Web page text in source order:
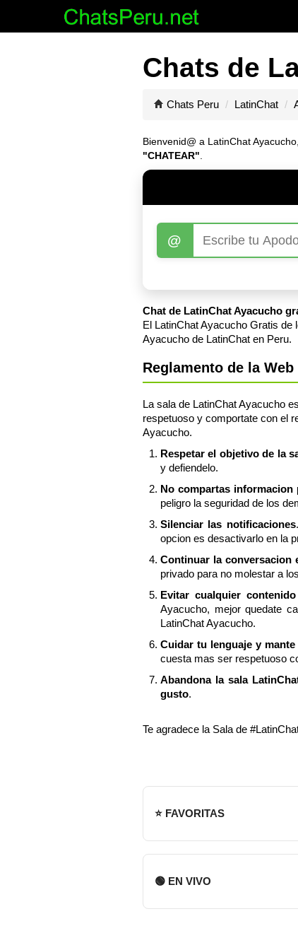
Chats de
Chats Peru LatinChat
Bienvenid@ a LatinChat
"CHATEAR"
@
Chat de LatinChat Ayacucho
El LatinChat Ayacucho Gratis
Ayacucho de LatinChat en Peru.
Reglamento de la
La sala de LatinChat Ayacucho
respetuoso y comportate con el
Ayacucho.
Respetar el objetivo de la
y defiendelo.
No compartas informacion
peligro la seguridad de los
Silenciar las notificaciones
opcion es desactivarlo en la
Continuar la conversacion
privado para no molestar a
Evitar cualquier
Ayacucho, mejor quedate
LatinChat Ayacucho.
Cuidar tu lenguaje y
cuesta mas ser respetuoso
Abandona la sala
gusto.
Te agradece la Sala de
⭐ FAVORITAS
🟢 EN VIVO